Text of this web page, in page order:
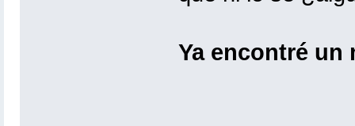
Ya encontré un